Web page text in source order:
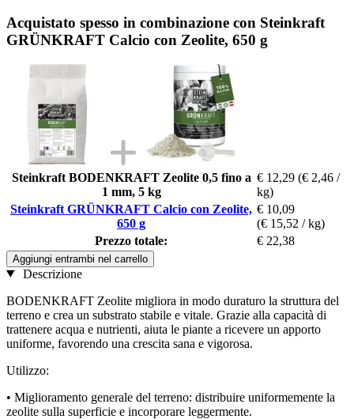
Acquistato spesso in combinazione con Steinkraft
GRÜNKRAFT Calcio con Zeolite, 650 g
Steinkraft BODENKRAFT Zeolite 0,5 fino a
1 mm, 5 kg
€ 12,29 (€ 2,46 /
kg)
Steinkraft GRÜNKRAFT Calcio con Zeolite,
650 g
€ 10,09
(€ 15,52 / kg)
Prezzo totale:
€ 22,38
Aggiungi entrambi nel carrello
Descrizione
BODENKRAFT Zeolite migliora in modo duraturo la struttura del
terreno e crea un substrato stabile e vitale. Grazie alla capacità di
trattenere acqua e nutrienti, aiuta le piante a ricevere un apporto
uniforme, favorendo una crescita sana e vigorosa.
Utilizzo:
• Miglioramento generale del terreno: distribuire uniformemente la
zeolite sulla superficie e incorporare leggermente.